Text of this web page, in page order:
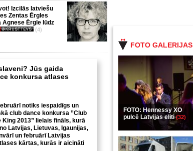
FOTO GALERIJAS
FOTO: Hennessy XO
pulcē Latvijas eliti(32)
Izcilās latviešu
Zentas Ērgles
Agnese Ērgle lūdz
(4)
Jūs gaida
konkursa atlases
notiks iespaidīgs un
club dance konkursa ”Club
King 2013” lielais fināls, kurā
Latvijas, Lietuvas, Igaunijas,
un februārī Latvijas
kārtas, kurās ir aicināti